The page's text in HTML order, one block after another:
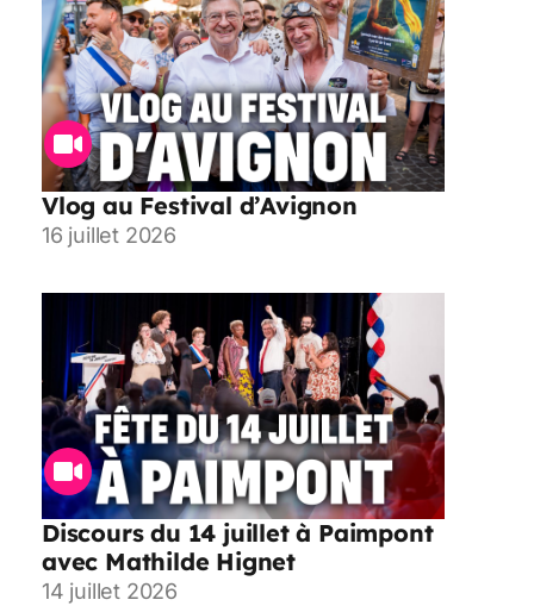
Vlog au Festival d’Avignon
16 juillet 2026
Discours du 14 juillet à Paimpont
avec Mathilde Hignet
14 juillet 2026